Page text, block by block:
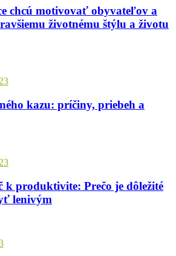
chcú motivovať obyvateľov a
životnému štýlu a životu
kazu: príčiny, priebeh a
produktivite: Prečo je dôležité
lenivým